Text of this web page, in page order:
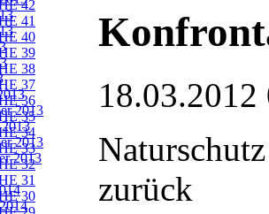
42
41
40
39
38
37
36
35
34
33
32
31
30
2013
2013
2013
18.03.2012
zurück